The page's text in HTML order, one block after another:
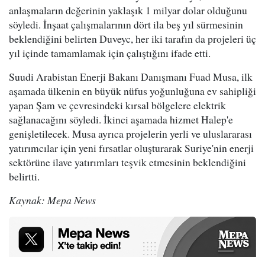
anlaşmaların değerinin yaklaşık 1 milyar dolar olduğunu
söyledi. İnşaat çalışmalarının dört ila beş yıl sürmesinin
beklendiğini belirten Duveyc, her iki tarafın da projeleri üç
yıl içinde tamamlamak için çalıştığını ifade etti.
Suudi Arabistan Enerji Bakanı Danışmanı Fuad Musa, ilk
aşamada ülkenin en büyük nüfus yoğunluğuna ev sahipliği
yapan Şam ve çevresindeki kırsal bölgelere elektrik
sağlanacağını söyledi. İkinci aşamada hizmet Halep'e
genişletilecek. Musa ayrıca projelerin yerli ve uluslararası
yatırımcılar için yeni fırsatlar oluşturarak Suriye'nin enerji
sektörüne ilave yatırımları teşvik etmesinin beklendiğini
belirtti.
Kaynak: Mepa News